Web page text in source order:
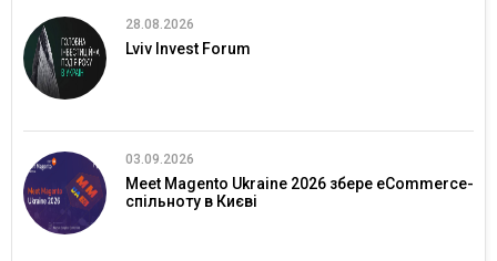
28.08.2026
Lviv Invest Forum
03.09.2026
Meet Magento Ukraine 2026 збере eCommerce-
спільноту в Києві